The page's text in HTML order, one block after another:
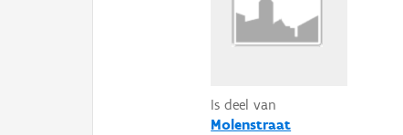
Is deel van
Molenstraat